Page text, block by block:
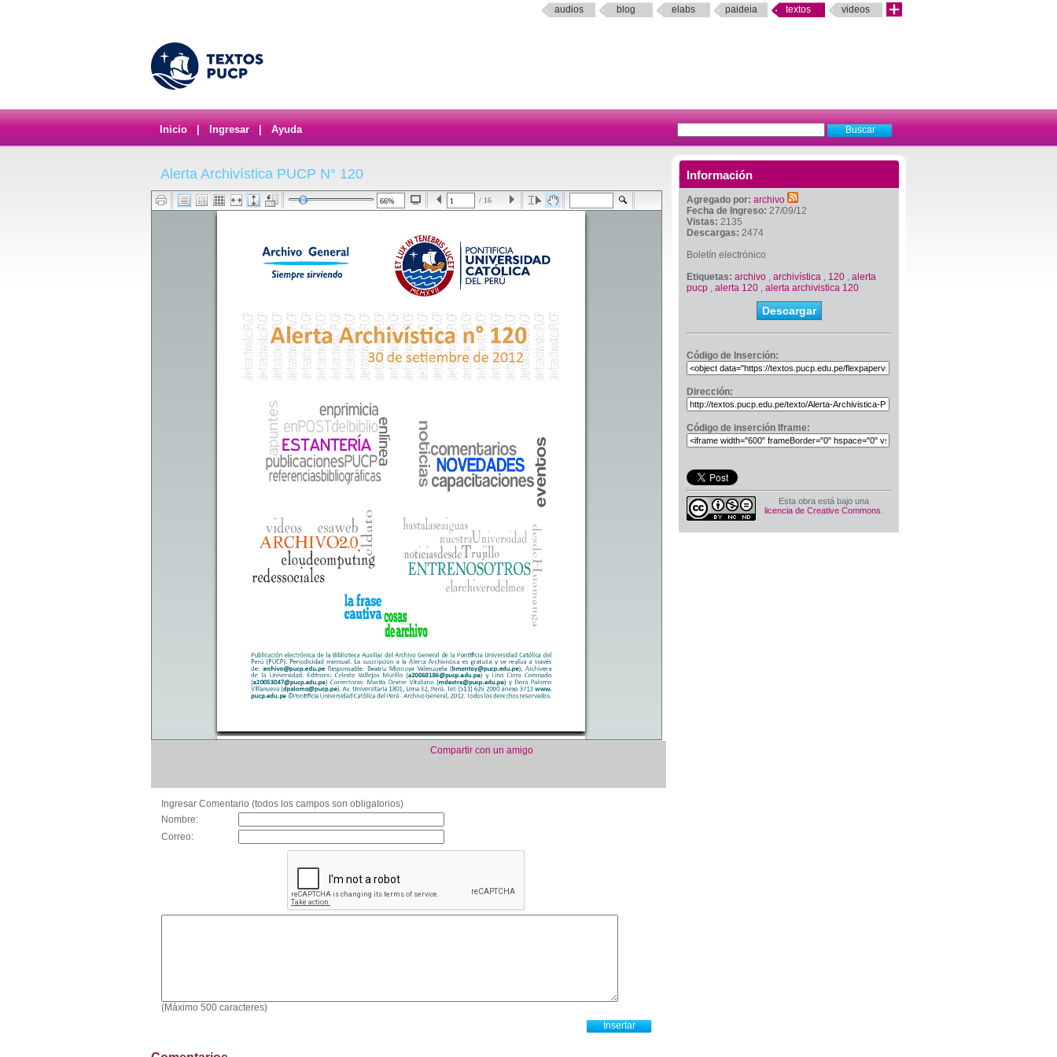
audios blog elabs paideia textos videos
Inicio Ingresar Ayuda
Información
Agregado por: archivo
Fecha de Ingreso: 27/09/12
Vistas: 2135
Descargas: 2474
Boletín electrónico
Etiquetas: archivo , archivística , 120 , alerta
pucp , alerta 120 , alerta archivistica 120
Descargar
Código de Inserción:
Dirección:
Código de inserción Iframe:
Esta obra está bajo una
licencia de Creative Commons
Alerta Archivística PUCP N° 120
/ 16
Compartir con un amigo
Ingresar Comentario (todos los campos son obligatorios)
Nombre:
Correo:
(Máximo 500 caracteres)